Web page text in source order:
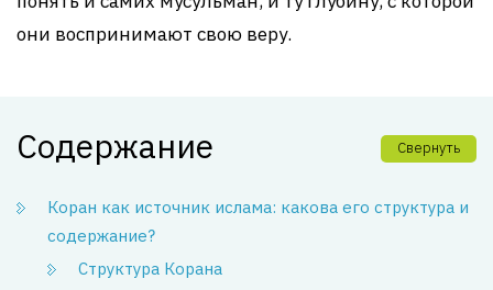
они воспринимают свою веру.
Содержание Свернуть
Коран как источник ислама: какова его структура и
содержание?
Структура Корана